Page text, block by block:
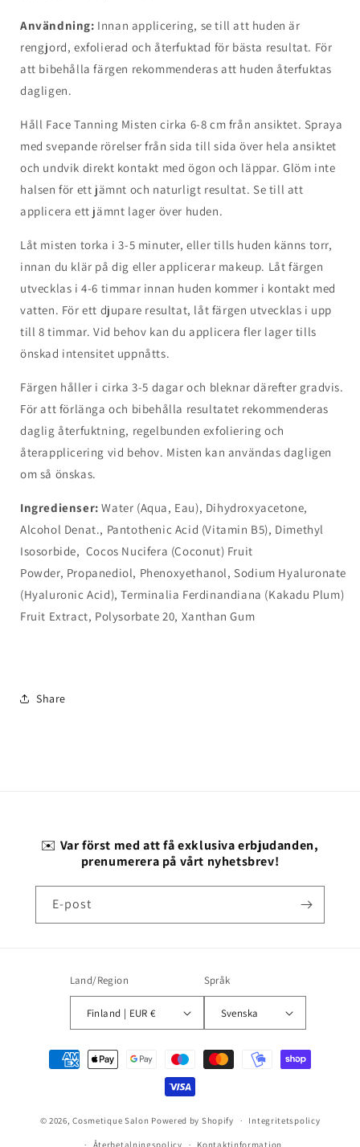
Användning: Innan applicering, se till att huden är
rengjord, exfolierad och återfuktad för bästa resultat. För
att bibehålla färgen rekommenderas att huden återfuktas
dagligen.
Håll Face Tanning Misten cirka 6-8 cm från ansiktet. Spraya
med svepande rörelser från sida till sida över hela ansiktet
och undvik direkt kontakt med ögon och läppar. Glöm inte
halsen för ett jämnt och naturligt resultat. Se till att
applicera ett jämnt lager över huden.
Låt misten torka i 3-5 minuter, eller tills huden känns torr,
innan du klär på dig eller applicerar makeup. Låt färgen
utvecklas i 4-6 timmar innan huden kommer i kontakt med
vatten. För ett djupare resultat, låt färgen utvecklas i upp
till 8 timmar. Vid behov kan du applicera fler lager tills
önskad intensitet uppnåtts.
Färgen håller i cirka 3-5 dagar och bleknar därefter gradvis.
För att förlänga och bibehålla resultatet rekommenderas
daglig återfuktning, regelbunden exfoliering och
återapplicering vid behov. Misten kan användas dagligen
om så önskas.
Ingredienser:Water (Aqua, Eau), Dihydroxyacetone,
Alcohol Denat., Pantothenic Acid (Vitamin B5), Dimethyl
Isosorbide, Cocos Nucifera (Coconut) Fruit
Powder, Propanediol, Phenoxyethanol, Sodium Hyaluronate
(Hyaluronic Acid), Terminalia Ferdinandiana (Kakadu Plum)
Fruit Extract, Polysorbate 20, Xanthan Gum
Share
✉️ Var först med att få exklusiva erbjudanden,
prenumerera på vårt nyhetsbrev!
E-post
Land/Region
Finland | EUR €
Språk
Svenska
Betalningsmetoder
© 2026,Cosmetique Salon Powered by Shopify Integritetspolicy
Återbetalningspolicy Kontaktinformation